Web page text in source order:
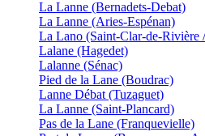
La Lanne (Bernadets-Debat)
La Lanne (Aries-Espénan)
La Lano (Saint-Clar-de-Rivière
Lalane (Hagedet)
Lalanne (Sénac)
Pied de la Lane (Boudrac)
Lanne Débat (Tuzaguet)
La Lanne (Saint-Plancard)
Pas de la Lane (Franquevielle)